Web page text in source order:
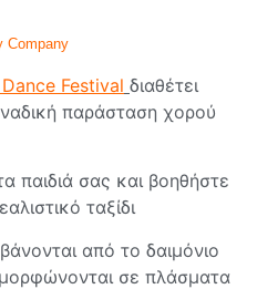
Company
Festival διαθέτει
παράσταση χορού
παιδιά σας και βοηθήστε
ταξίδι
από το δαιμόνιο
σε πλάσματα